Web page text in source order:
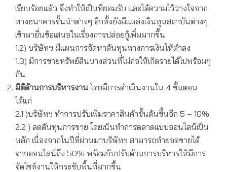
เรียบร้อยแล้ว จึงทำให้เป็นที่ยอมรับ และได้ความไว้วางใจจาก
ทางธนาคารชั้นนำต่างๆ อีกทั้งยังมีแหล่งเงินทุนสถาบันต่างๆ
เข้ามายื่นข้อเสนอในเรื่องการปล่อยกู้เพิ่มมากขึ้น
1.2) บริษัทฯ มีแผนการจัดหาต้นทุนทางการเงินให้ต่ำลง
1.3) มีการขายทรัพย์สินบางส่วนที่ไม่ก่อให้เกิดรายได้ไปพร้อมๆ
กัน
มิติด้านการบริหารงาน โดยมีการดำเนินงานใน 4 ขั้นตอน
ได้แก่
2.1 )บริษัทฯ ทำการปรับเพิ่มราคาสินค้าขั้นต้นขึ้นอีก 5 – 10%
2.2 ) ลดต้นทุนการขาย โดยเน้นทำการตลาดแบบออนไลน์เป็น
หลัก เนื่องจากในปีที่ผ่านมาบริษัทฯ สามารถทำยอดขายได้
จากออนไลน์ถึง 50% พร้อมกับปรับด้านการบริหารให้มีการ
จัดไซท์งานให้กระชับพื้นที่มากขึ้น